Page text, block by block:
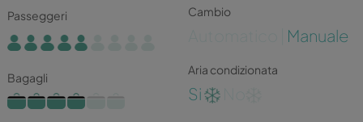
Passeggeri
Bagagli
Cambio
Manuale
Aria condizionata
Si